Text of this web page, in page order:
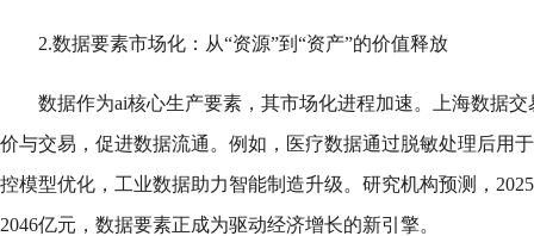
2.数据要素市场化：从“资源”到“资产”的价值释放
数据作为ai核心生产要素，其市场化进程加速。上海数据
价与交易，促进数据流通。例如，医疗数据通过脱敏处理后用
控模型优化，工业数据助力智能制造升级。研究机构预测，
2046亿元，数据要素正成为驱动经济增长的新引擎。